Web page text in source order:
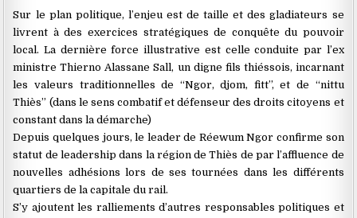
Sur le plan politique, l’enjeu est de taille et des gladiateurs se
livrent à des exercices stratégiques de conquête du pouvoir
local. La dernière force illustrative est celle conduite par l’ex
ministre Thierno Alassane Sall, un digne fils thiéssois, incarnant
les valeurs traditionnelles de ‘‘Ngor, djom, fitt’’, et de ‘‘nittu
Thiès’’ (dans le sens combatif et défenseur des droits citoyens et
constant dans la démarche)
Depuis quelques jours, le leader de Réewum Ngor confirme son
statut de leadership dans la région de Thiès de par l’affluence de
nouvelles adhésions lors de ses tournées dans les différents
quartiers de la capitale du rail.
S’y ajoutent les ralliements d’autres responsables politiques et